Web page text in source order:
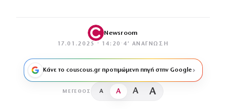
Newsroom
17.01.2025 · 14:20 · 4′ ΑΝΆΓΝΩΣΗ
Κάνε το couscous.gr προτιμώμενη πηγή στην Google
ΜΈΓΕΘΟΣ A A A A